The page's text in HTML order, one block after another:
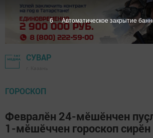
СУВАР
ГОРОСКОП
Февралӗн 24-мӗшӗнчен
1-мӗшӗччен гороскоп сирӗн
5 Автоматическое закрытие